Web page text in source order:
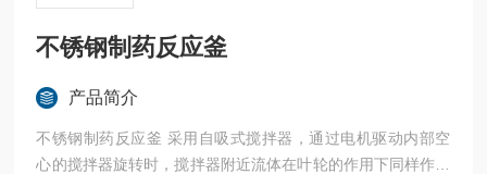
不锈钢制药反应釜
产品简介
不锈钢制药反应釜 采用自吸式搅拌器，通过电机驱动内部空
心的搅拌器旋转时，搅拌器附近流体在叶轮的作用下同样作圆